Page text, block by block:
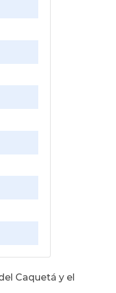
Caquetá y el